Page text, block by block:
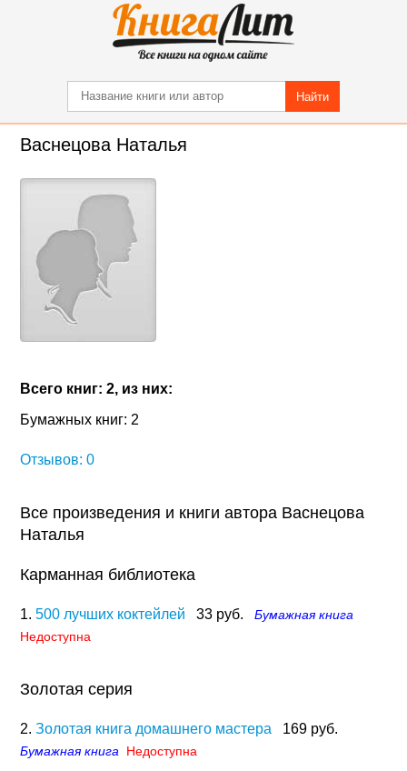
Найти
Васнецова Наталья
Всего книг: 2, из них:
Бумажных книг: 2
Отзывов: 0
Все произведения и книги автора Васнецова
Наталья
Карманная библиотека
1. 500 лучших коктейлей 33 руб.
Бумажная книга
Недоступна
Золотая серия
2. Золотая книга домашнего мастера 169 руб.
Бумажная книга Недоступна